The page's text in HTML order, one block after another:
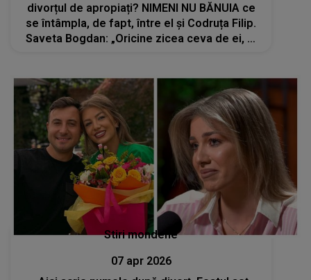
divorțul de apropiați? NIMENI NU BĂNUIA ce
se întâmpla, de fapt, între el și Codruța Filip.
Saveta Bogdan: „Oricine zicea ceva de ei, el
Stiri mondene
07 apr 2026